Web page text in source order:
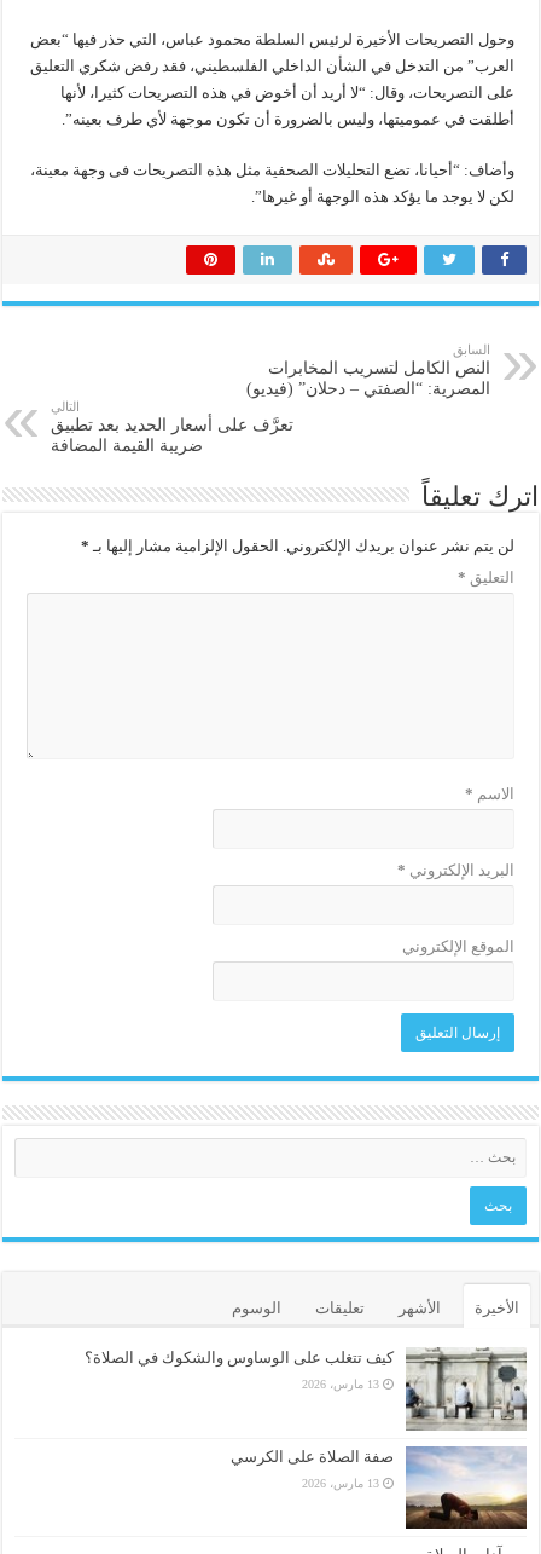
وحول التصريحات الأخيرة لرئيس السلطة محمود عباس، التي حذر فيها “بعض
العرب” من التدخل في الشأن الداخلي الفلسطيني، فقد رفض شكري التعليق
على التصريحات، وقال: “لا أريد أن أخوض في هذه التصريحات كثيرا، لأنها
أطلقت في عموميتها، وليس بالضرورة أن تكون موجهة لأي طرف بعينه”.
وأضاف: “أحيانا، تضع التحليلات الصحفية مثل هذه التصريحات فى وجهة معينة،
لكن لا يوجد ما يؤكد هذه الوجهة أو غيرها”.
السابق
النص الكامل لتسريب المخابرات
المصرية: “الصفتي – دحلان” (فيديو)
التالي
تعرَّف على أسعار الحديد بعد تطبيق
ضريبة القيمة المضافة
اترك تعليقاً
لن يتم نشر عنوان بريدك الإلكتروني. الحقول الإلزامية مشار إليها بـ *
التعليق *
الاسم *
البريد الإلكتروني *
الموقع الإلكتروني
الأخيرة الأشهر تعليقات الوسوم
كيف تتغلب على الوساوس والشكوك في الصلاة؟
13 مارس، 2026
صفة الصلاة على الكرسي
13 مارس، 2026